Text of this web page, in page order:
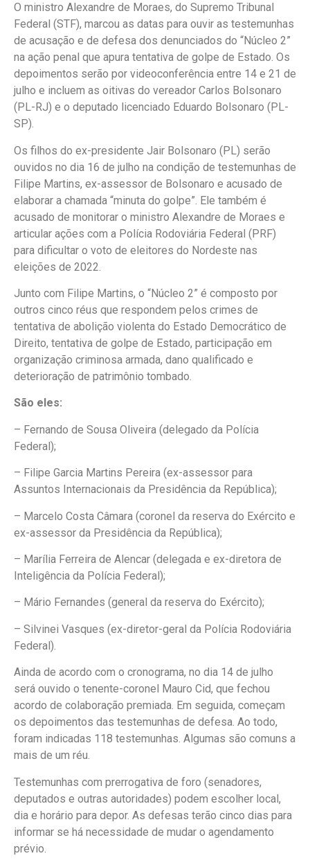
O ministro Alexandre de Moraes, do Supremo Tribunal
Federal (STF), marcou as datas para ouvir as testemunhas
de acusação e de defesa dos denunciados do “Núcleo 2”
na ação penal que apura tentativa de golpe de Estado. Os
depoimentos serão por videoconferência entre 14 e 21 de
julho e incluem as oitivas do vereador Carlos Bolsonaro
(PL-RJ) e o deputado licenciado Eduardo Bolsonaro (PL-
SP).
Os filhos do ex-presidente Jair Bolsonaro (PL) serão
ouvidos no dia 16 de julho na condição de testemunhas de
Filipe Martins, ex-assessor de Bolsonaro e acusado de
elaborar a chamada “minuta do golpe”. Ele também é
acusado de monitorar o ministro Alexandre de Moraes e
articular ações com a Polícia Rodoviária Federal (PRF)
para dificultar o voto de eleitores do Nordeste nas
eleições de 2022.
Junto com Filipe Martins, o “Núcleo 2” é composto por
outros cinco réus que respondem pelos crimes de
tentativa de abolição violenta do Estado Democrático de
Direito, tentativa de golpe de Estado, participação em
organização criminosa armada, dano qualificado e
deterioração de patrimônio tombado.
São eles:
– Fernando de Sousa Oliveira (delegado da Polícia
Federal);
– Filipe Garcia Martins Pereira (ex-assessor para
Assuntos Internacionais da Presidência da República);
– Marcelo Costa Câmara (coronel da reserva do Exército e
ex-assessor da Presidência da República);
– Marília Ferreira de Alencar (delegada e ex-diretora de
Inteligência da Polícia Federal);
– Mário Fernandes (general da reserva do Exército);
– Silvinei Vasques (ex-diretor-geral da Polícia Rodoviária
Federal).
Ainda de acordo com o cronograma, no dia 14 de julho
será ouvido o tenente-coronel Mauro Cid, que fechou
acordo de colaboração premiada. Em seguida, começam
os depoimentos das testemunhas de defesa. Ao todo,
foram indicadas 118 testemunhas. Algumas são comuns a
mais de um réu.
Testemunhas com prerrogativa de foro (senadores,
deputados e outras autoridades) podem escolher local,
dia e horário para depor. As defesas terão cinco dias para
informar se há necessidade de mudar o agendamento
prévio.